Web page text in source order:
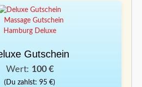
Gutschein
Wert: 100 €
(Du zahlst: 95 €)